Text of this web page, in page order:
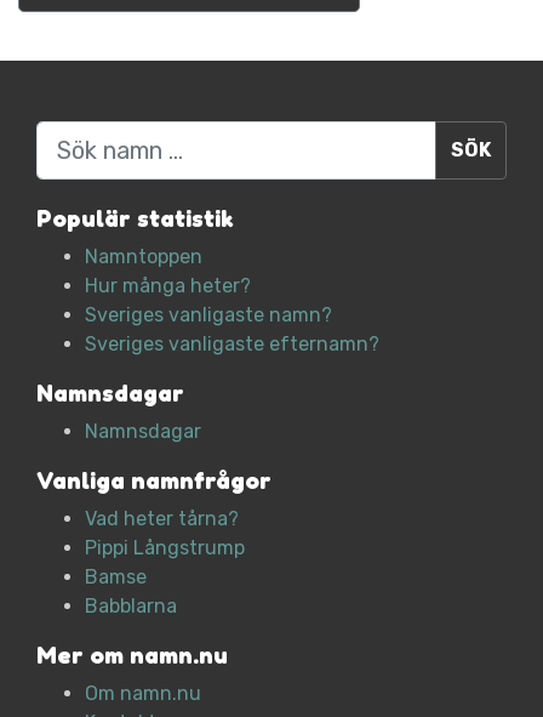
Sök
Populär statistik
Namntoppen
Hur många heter?
Sveriges vanligaste namn?
Sveriges vanligaste efternamn?
Namnsdagar
Namnsdagar
Vanliga namnfrågor
Vad heter tårna?
Pippi Långstrump
Bamse
Babblarna
Mer om namn.nu
Om namn.nu